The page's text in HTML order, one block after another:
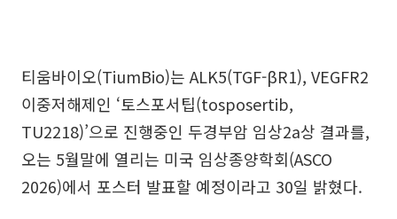
티움바이오(TiumBio)는 ALK5(TGF-βR1), VEGFR2
이중저해제인 ‘토스포서팁(tosposertib,
TU2218)’으로 진행중인 두경부암 임상2a상 결과를,
오는 5월말에 열리는 미국 임상종양학회(ASCO
2026)에서 포스터 발표할 예정이라고 30일 밝혔다.